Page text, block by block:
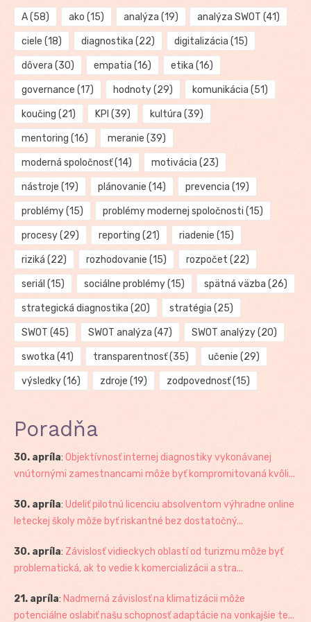
A(58) ako (15) analýza (19) analýza SWOT (41)
ciele (18) diagnostika (22) digitalizácia (15)
dôvera (30) empatia (16) etika (16)
governance (17) hodnoty(29) komunikácia (51)
koučing (21) KPI (39) kultúra (39)
mentoring (16) meranie (39)
moderná spoločnosť(14) motivácia (23)
nástroje (19) plánovanie (14) prevencia (19)
problémy(15) problémy modernej spoločnosti (15)
procesy(29) reporting (21) riadenie (15)
riziká (22) rozhodovanie (15) rozpočet (22)
seriál (15) sociálne problémy(15) spätná väzba (26)
strategická diagnostika (20) stratégia (25)
SWOT (45) SWOT analýza (47) SWOT analýzy(20)
swotka (41) transparentnosť(35) učenie (29)
výsledky(16) zdroje (19) zodpovednosť(15)
Poradňa
30. apríla: Objektívnosť internej diagnostiky vykonávanej
vnútornými zamestnancami môže byť kompromitovaná kvôli...
30. apríla: Udeliť pilotnú licenciu absolventom výhradne online
leteckej školy môže byť riskantné bez dostatočný...
30. apríla: Závislosť vidieckych oblastí od turizmu môže byť
problematická, ak to vedie k komercializácii a stra...
21. apríla: Nadmerná závislosť na klimatizácii môže
potenciálne oslabiť našu schopnosť adaptácie na vonkajšie te...